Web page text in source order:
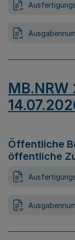
MB.NRW
Öffentliche
öffentliche